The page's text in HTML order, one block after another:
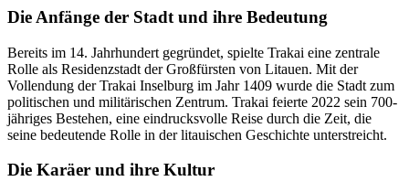
Die Anfänge der Stadt und ihre Bedeutung
Bereits im 14. Jahrhundert gegründet, spielte Trakai eine zentrale
Rolle als Residenzstadt der Großfürsten von Litauen. Mit der
Vollendung der Trakai Inselburg im Jahr 1409 wurde die Stadt zum
politischen und militärischen Zentrum. Trakai feierte 2022 sein 700-
jähriges Bestehen, eine eindrucksvolle Reise durch die Zeit, die
seine bedeutende Rolle in der litauischen Geschichte unterstreicht.
Die Karäer und ihre Kultur